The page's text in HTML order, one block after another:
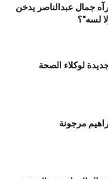
جمال عبدالناصر يدخن
لسه"؟
لوكلاء الصحة
مرجونة